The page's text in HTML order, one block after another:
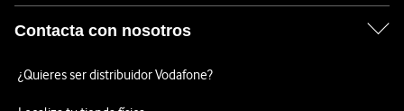
Contacta con nosotros
¿Quieres ser distribuidor Vodafone?